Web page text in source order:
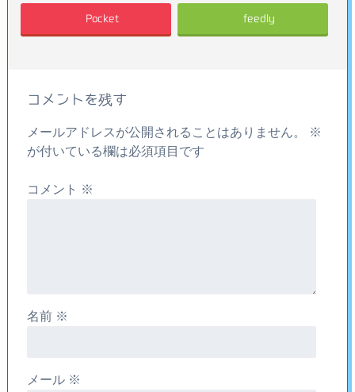
Pocket feedly
コメントを残す
メールアドレスが公開されることはありません。
※
が付いている欄は必須項目です
コメント ※
名前 ※
メール ※